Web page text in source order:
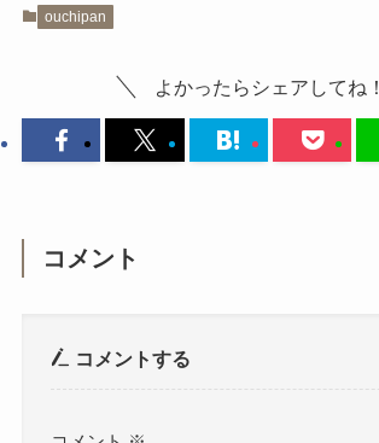
ouchipan
よかったらシェアしてね！
コメント
コメントする